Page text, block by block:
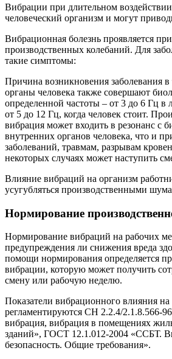
Вибрации при длительном
человеческий организм и могут
Вибрационная болезнь проявляется
производственных колебаний. Для
такие симптомы:
Причина возникновения заболевания
органы человека также совершают
определенной частоты – от 3 до 6 Гц
от 5 до 12 Гц, когда человек стоит.
вибрация может входить в резонанс с
внутренних органов человека, что и
заболеваний, травмам, разрывам
некоторых случаях может наступить
Влияние вибраций на организм
усугубляться производственными
Нормирование
Нормирование вибраций на рабочих
предупреждения ли снижения вреда
помощи нормирования определяется
вибрации, которую может получить
смену или рабочую неделю.
Показатели вибрационного влияния на
регламентируются СН 2.2.4/2.1.8.566-
вибрация, вибрация в помещениях
зданий», ГОСТ 12.1.012-2004 «ССБТ.
безопасность. Общие требования».